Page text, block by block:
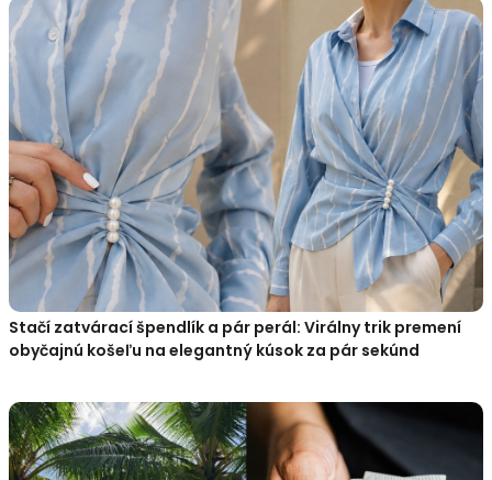
Stačí zatvárací špendlík a pár perál: Virálny trik premení
obyčajnú košeľu na elegantný kúsok za pár sekúnd